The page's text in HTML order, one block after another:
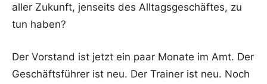
aller Zukunft, jenseits des Alltagsgeschäftes, zu
tun haben?
Der Vorstand ist jetzt ein paar Monate im Amt. Der
Geschäftsführer ist neu. Der Trainer ist neu. Noch